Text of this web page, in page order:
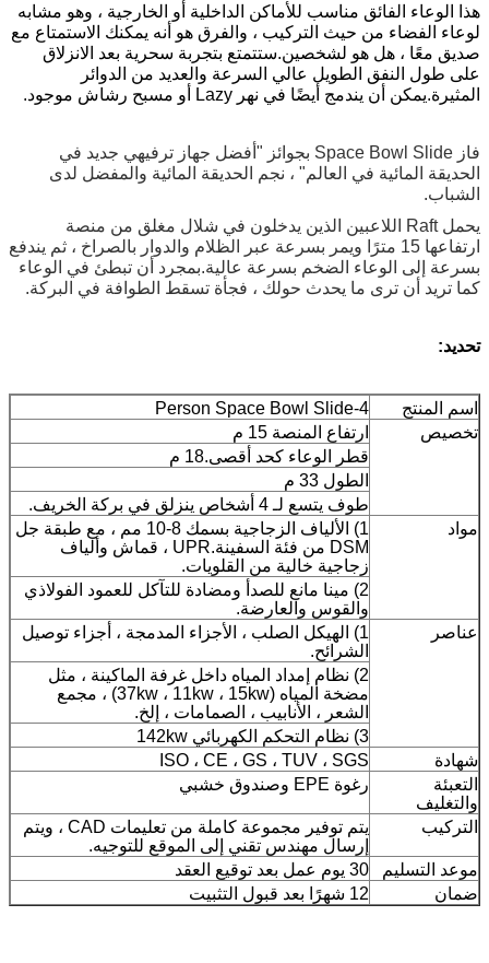
هذا الوعاء الفائق مناسب للأماكن الداخلية أو الخارجية ، وهو مشابه
لوعاء الفضاء من حيث التركيب ، والفرق هو أنه يمكنك الاستمتاع مع
صديق معًا ، هل هو لشخصين.ستتمتع بتجربة سحرية بعد الانزلاق
على طول النفق الطويل عالي السرعة والعديد من الدوائر
المثيرة.يمكن أن يندمج أيضًا في نهر Lazy أو مسبح رشاش موجود.
فاز Space Bowl Slide بجوائز "أفضل جهاز ترفيهي جديد في
الحديقة المائية في العالم" ، نجم الحديقة المائية والمفضل لدى
الشباب.
يحمل Raft اللاعبين الذين يدخلون في شلال مغلق من منصة
ارتفاعها 15 مترًا ويمر بسرعة عبر الظلام والدوار بالصراخ ، ثم يندفع
بسرعة إلى الوعاء الضخم بسرعة عالية.بمجرد أن تبطئ في الوعاء
كما تريد أن ترى ما يحدث حولك ، فجأة تسقط الطوافة في البركة.
تحديد:
اسم المنتج
4-Person Space Bowl Slide
تخصيص
ارتفاع المنصة 15 م
قطر الوعاء كحد أقصى.18 م
الطول 33 م
طوف يتسع لـ 4 أشخاص ينزلق في بركة الخريف.
مواد
1) الألياف الزجاجية بسمك 8-10 مم ، مع طبقة جل
DSM من فئة السفينة.UPR ، قماش وألياف
زجاجية خالية من القلويات.
2) مينا مانع للصدأ ومضادة للتآكل للعمود الفولاذي
والقوس والعارضة.
عناصر
1) الهيكل الصلب ، الأجزاء المدمجة ، أجزاء توصيل
الشرائح.
2) نظام إمداد المياه داخل غرفة الماكينة ، مثل
مضخة المياه (37kw ، 11kw ، 15kw) ، مجمع
الشعر ، الأنابيب ، الصمامات ، إلخ.
3) نظام التحكم الكهربائي 142kw
شهادة
ISO ، CE ، GS ، TUV ، SGS
التعبئة
والتغليف
رغوة EPE وصندوق خشبي
التركيب
يتم توفير مجموعة كاملة من تعليمات CAD ، ويتم
إرسال مهندس تقني إلى الموقع للتوجيه.
موعد التسليم
30 يوم عمل بعد توقيع العقد
ضمان
12 شهرًا بعد قبول التثبيت